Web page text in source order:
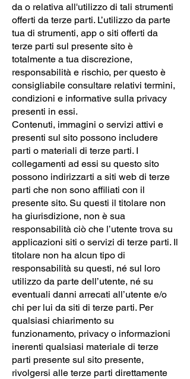
da o relativa all'utilizzo di tali strumenti
offerti da terze parti. L’utilizzo da parte
tua di strumenti, app o siti offerti da
terze parti sul presente sito è
totalmente a tua discrezione,
responsabilità e rischio, per questo è
consigliabile consultare relativi termini,
condizioni e informative sulla privacy
presenti in essi.
Contenuti, immagini o servizi attivi e
presenti sul sito possono includere
parti o materiali di terze parti. I
collegamenti ad essi su questo sito
possono indirizzarti a siti web di terze
parti che non sono affiliati con il
presente sito. Su questi il titolare non
ha giurisdizione, non è sua
responsabilità ciò che l’utente trova su
applicazioni siti o servizi di terze parti. Il
titolare non ha alcun tipo di
responsabilità su questi, né sul loro
utilizzo da parte dell’utente, né su
eventuali danni arrecati all’utente e/o
chi per lui da siti di terze parti. Per
qualsiasi chiarimento su
funzionamento, privacy o informazioni
inerenti qualsiasi materiale di terze
parti presente sul sito presente,
rivolgersi alle terze parti direttamente